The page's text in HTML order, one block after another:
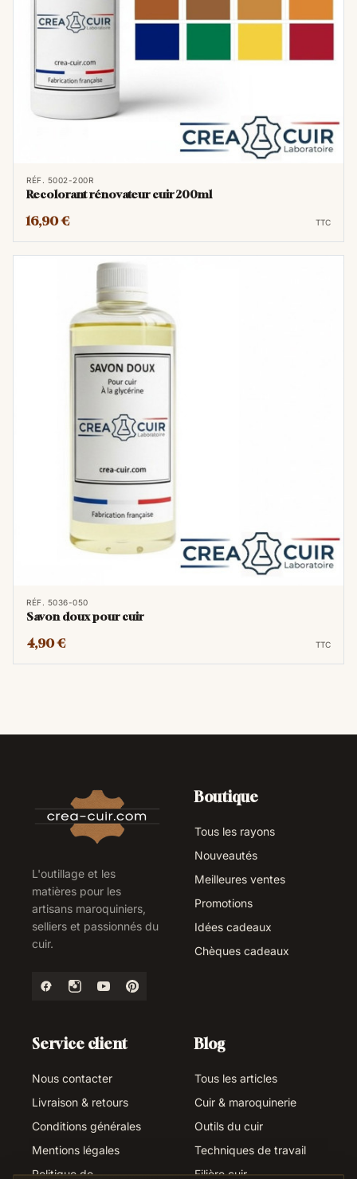
RÉF. 5002-200R
Recolorant rénovateur cuir 200ml
16,90 € TTC
RÉF. 5036-050
Savon doux pour cuir
4,90 € TTC
L'outillage et les
matières pour les
artisans maroquiniers,
selliers et passionnés du
cuir.
Boutique
Tous les rayons
Nouveautés
Meilleures ventes
Promotions
Idées cadeaux
Chèques cadeaux
Service client
Nous contacter
Livraison & retours
Conditions générales
Mentions légales
Politique de
Blog
Tous les articles
Cuir & maroquinerie
Outils du cuir
Techniques de travail
Filière cuir